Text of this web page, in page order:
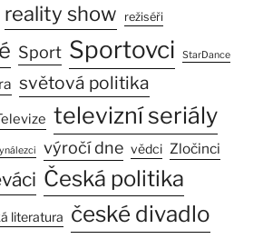
reality show režiséři
Sport Sportovci StarDance
světová politika
televizní seriály
výročí dne vědci Zločinci
Česká politika
literatura české divadlo